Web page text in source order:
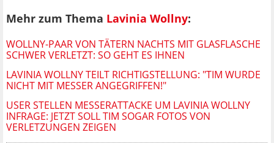
Mehr zum Thema Lavinia Wollny:
WOLLNY-PAAR VON TÄTERN NACHTS MIT GLASFLASCHE
SCHWER VERLETZT: SO GEHT ES IHNEN
LAVINIA WOLLNY TEILT RICHTIGSTELLUNG: "TIM WURDE
NICHT MIT MESSER ANGEGRIFFEN!"
USER STELLEN MESSERATTACKE UM LAVINIA WOLLNY
INFRAGE: JETZT SOLL TIM SOGAR FOTOS VON
VERLETZUNGEN ZEIGEN